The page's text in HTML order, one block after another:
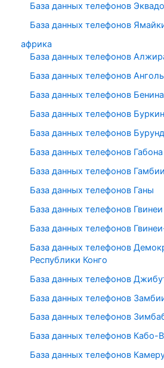
База данных телефонов
База данных телефонов
африка
База данных телефонов
База данных телефонов
База данных телефонов Бенина
База данных телефонов
База данных телефонов
База данных телефонов Габона
База данных телефонов Гамбии
База данных телефонов Ганы
База данных телефонов Гвинеи
База данных телефонов
База данных телефонов
Республики Конго
База данных телефонов
База данных телефонов
База данных телефонов
База данных телефонов Кабо-
База данных телефонов